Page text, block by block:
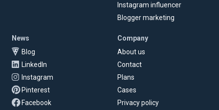
Instagram influencer
Blogger marketing
News
Blog
LinkedIn
Instagram
Pinterest
Facebook
Company
About us
Contact
Plans
Cases
Privacy policy